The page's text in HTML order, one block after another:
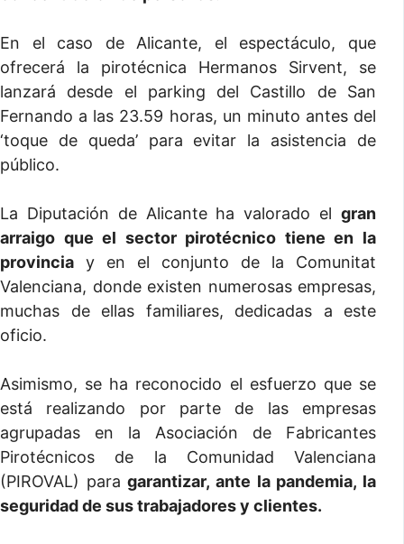
En el caso de Alicante, el espectáculo, que
ofrecerá la pirotécnica Hermanos Sirvent, se
lanzará desde el parking del Castillo de San
Fernando a las 23.59 horas, un minuto antes del
‘toque de queda’ para evitar la asistencia de
público.
La Diputación de Alicante ha valorado el gran
arraigo que el sector pirotécnico tiene en la
provincia y en el conjunto de la Comunitat
Valenciana, donde existen numerosas empresas,
muchas de ellas familiares, dedicadas a este
oficio.
Asimismo, se ha reconocido el esfuerzo que se
está realizando por parte de las empresas
agrupadas en la Asociación de Fabricantes
Pirotécnicos de la Comunidad Valenciana
(PIROVAL) paragarantizar, ante la pandemia, la
seguridad de sus trabajadores y clientes.